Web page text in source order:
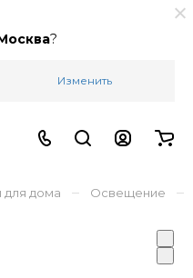
?
Изменить
для дома – Освещение –